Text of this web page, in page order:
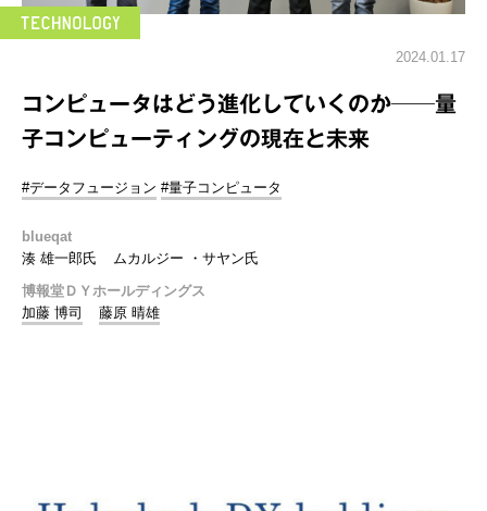
2024.01.17
コンピュータはどう進化していくのか──量
子コンピューティングの現在と未来
#データフュージョン #量子コンピュータ
blueqat
湊 雄一郎氏
ムカルジー ・サヤン氏
博報堂ＤＹホールディングス
加藤 博司
藤原 晴雄